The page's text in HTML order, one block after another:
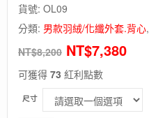
貨號: OL09
分類: 男款羽絨/化纖外套.背心,
NT$8,200 NT$7,380
可獲得 73 紅利點數
尺寸